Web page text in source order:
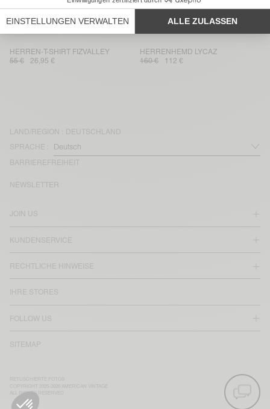
55 €
38,50 € 91 €
HERREN-T-SHIRT FIZVALLEY
55 €
26,95 €
HERRENHEMD LYCAZ
160 €
112 €
LAND/REGION : DEUTSCHLAND
SPRACHE :
BARRIEREFREIHEIT
JOIN US
KUNDENSERVICE
RECHTLICHE HINWEISE
IHRE STORES
FOLLOW US
SITEMAP
NEWSLETTER
COPYRIGHT 2025-2026 AMERICAN VINTAGE
ALL RIGHTS RESERVED